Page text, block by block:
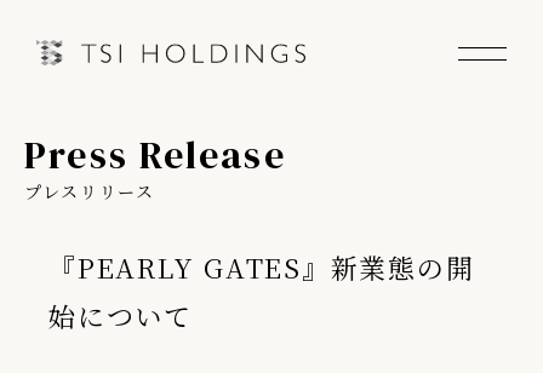
Information
Brand News
Press Release
プレスリリース
『PEARLY GATES』新業態の開
始について